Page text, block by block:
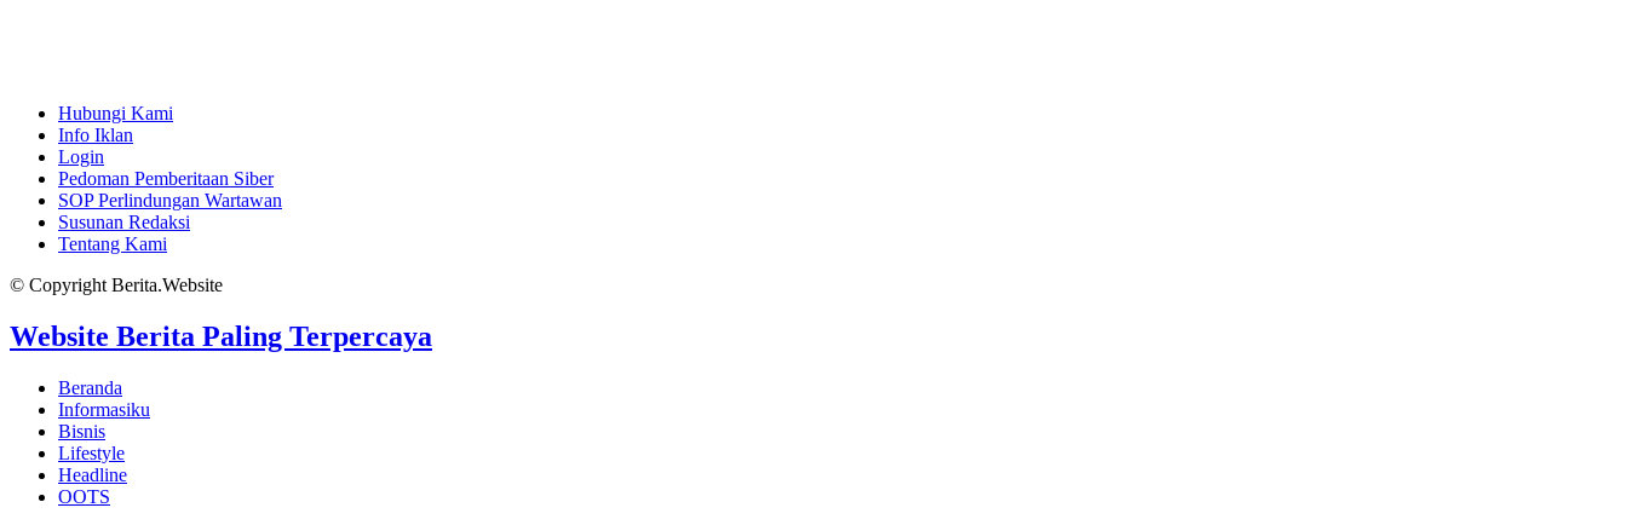
Hubungi Kami
Info Iklan
Login
Pedoman Pemberitaan Siber
SOP Perlindungan Wartawan
Susunan Redaksi
Tentang Kami
© Copyright Berita.Website
Website Berita Paling Terpercaya
Beranda
Informasiku
Bisnis
Lifestyle
Headline
OOTS